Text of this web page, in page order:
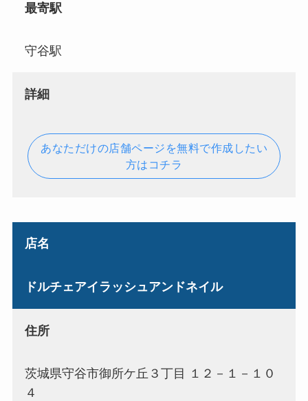
最寄駅
守谷駅
詳細
あなただけの店舗ページを無料で作成したい
方はコチラ
店名
ドルチェアイラッシュアンドネイル
住所
茨城県守谷市御所ケ丘３丁目 １２－１－１０
４